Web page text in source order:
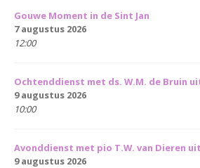
Gouwe Moment in de Sint Jan
7 augustus 2026
12:00
Ochtenddienst met ds. W.M. de Bruin
9 augustus 2026
10:00
Avonddienst met pio T.W. van Dieren
9 augustus 2026